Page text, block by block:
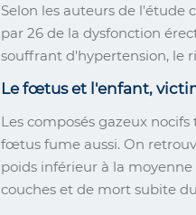
Selon les auteurs de l'étude
par 26 de la dysfonction
souffrant d'hypertension, le
Le fœtus et l'enfant,
Les composés gazeux
fœtus fume aussi. On
poids inférieur à la moyenne
couches et de mort subite